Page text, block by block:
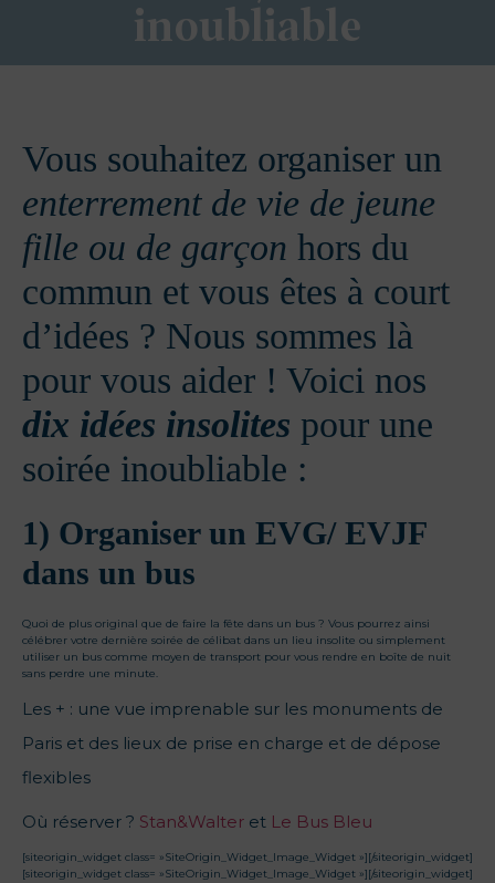
inoubliable
Vous souhaitez organiser un
enterrement de vie de jeune
fille ou de garçon hors du
commun et vous êtes à court
d’idées ? Nous sommes là
pour vous aider ! Voici nos
dix idées insolites pour une
soirée inoubliable :
1) Organiser un EVG/ EVJF
dans un bus
Quoi de plus original que de faire la fête dans un bus ? Vous pourrez ainsi
célébrer votre dernière soirée de célibat dans un lieu insolite ou simplement
utiliser un bus comme moyen de transport pour vous rendre en boîte de nuit
sans perdre une minute.
Les + : une vue imprenable sur les monuments de
Paris et des lieux de prise en charge et de dépose
flexibles
Où réserver ? Stan&Walter et Le Bus Bleu
[siteorigin_widget class= »SiteOrigin_Widget_Image_Widget »][/siteorigin_widget]
[siteorigin_widget class= »SiteOrigin_Widget_Image_Widget »][/siteorigin_widget]